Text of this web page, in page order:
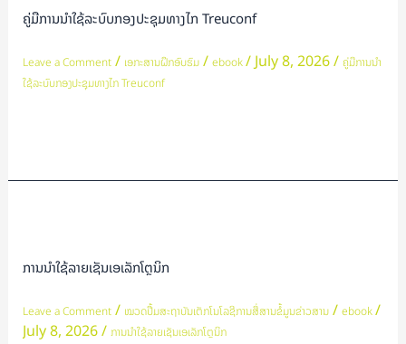
ຄູ່ມືການນໍາໃຊ້ລະບົບກອງປະຊຸມທາງໄກ Treuconf
Leave a Comment / ເອກະສານຝຶກອົບຮົມ/ ebook/July 8, 2026/ ຄູ່ມືການນໍາ
ໃຊ້ລະບົບກອງປະຊຸມທາງໄກ Treuconf
ການນຳໃຊ້ລາຍເຊັນເອເລັກໂຕຼນິກ
Leave a Comment / ໝວດປື້ມສະຖາບັນເຕັກໂນໂລຊີການສື່ສານຂໍ້ມູນຂ່າວສານ/ ebook/
July 8, 2026/ ການນຳໃຊ້ລາຍເຊັນເອເລັກໂຕຼນິກ
ໃຊ້
ເຊັນ
ເອ